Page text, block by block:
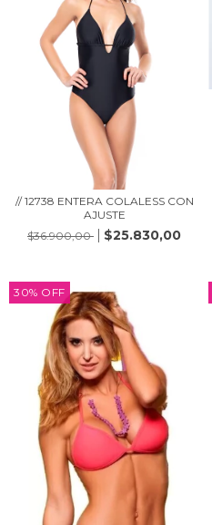
// 12738 ENTERA COLALESS CON
AJUSTE
$36.900,00
$25.830,00
30% OFF